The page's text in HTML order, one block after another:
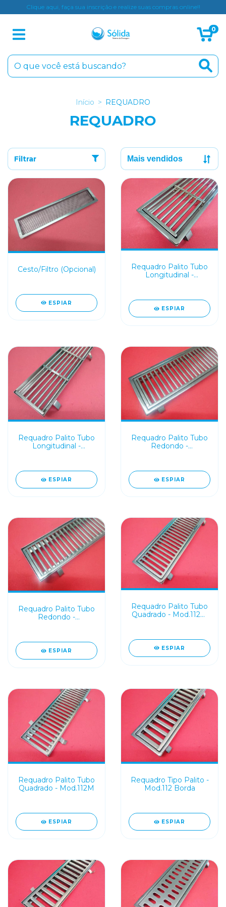
Clique aqui, faça sua inscrição e realize suas compras online!!
0
Início > REQUADRO
REQUADRO
Filtrar
Cesto/Filtro (Opcional)
ESPIAR
Requadro Palito Tubo
Longitudinal -
ESPIAR
Requadro Palito Tubo
Longitudinal -
ESPIAR
Requadro Palito Tubo
Redondo -
ESPIAR
Requadro Palito Tubo
Redondo -
ESPIAR
Requadro Palito Tubo
Quadrado - Mod.112M
ESPIAR
Requadro Palito Tubo
Quadrado - Mod.112M
ESPIAR
Requadro Tipo Palito -
Mod.112 Borda
ESPIAR